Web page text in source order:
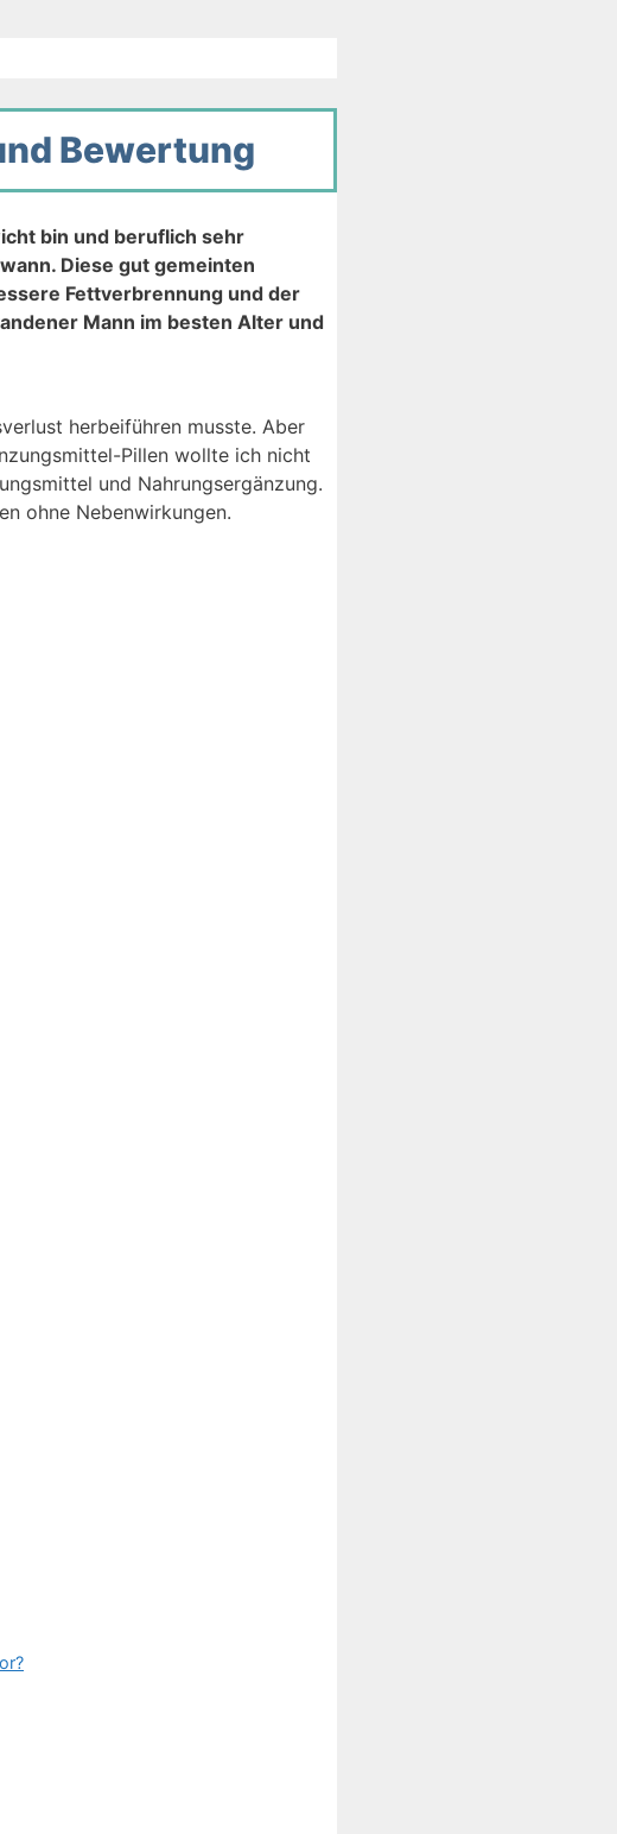
Bewertung
bin und beruflich sehr
Diese gut gemeinten
Fettverbrennung und der
Mann im besten Alter und
herbeiführen musste. Aber
Pillen wollte ich nicht
und Nahrungsergänzung.
ohne Nebenwirkungen.